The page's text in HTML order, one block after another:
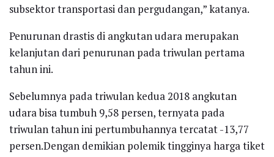
subsektor transportasi dan pergudangan,” katanya.
Penurunan drastis di angkutan udara merupakan
kelanjutan dari penurunan pada triwulan pertama
tahun ini.
Sebelumnya pada triwulan kedua 2018 angkutan
udara bisa tumbuh 9,58 persen, ternyata pada
triwulan tahun ini pertumbuhannya tercatat -13,77
persen.Dengan demikian polemik tingginya harga tiket